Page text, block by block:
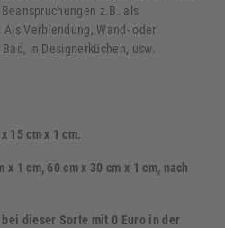
z.B. als
Verblendung, Wand- oder
in Designerküchen, usw.
15 cm x 1 cm.
1 cm, 60 cm x 30 cm x 1 cm, nach
dieser Sorte mit 0 Euro in der